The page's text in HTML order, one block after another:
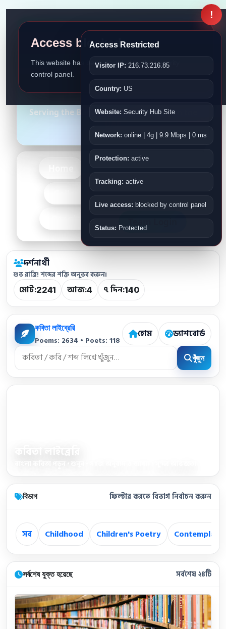
Access blocked
This website has been disabled by the security
control panel.
!
Access Restricted
Visitor IP: 216.73.216.85
Country: US
Website: Security Hub Site
Network: online | 4g | 9.9 Mbps | 0 ms
Protection: active
Tracking: active
Live access: blocked by control panel
Status: Protected
Bangladesh Association
Serving the Bangladeshi Community in the
দর্শনার্থী
শুভ রাত্রি! শব্দের শক্তি অনুভব করুন।
মোট:2241 আজ:4 ৭ দিন:140
কবিতা লাইব্রেরি
Poems: 2634 • Poets: 118
হোম ড্যাশবোর্ড
খুঁজুন
বিভাগ ফিল্টার করতে বিভাগ নির্বাচন করুন
সব Childhood Children's Poetry
সর্বশেষ যুক্ত হয়েছে সর্বশেষ ২৪টি